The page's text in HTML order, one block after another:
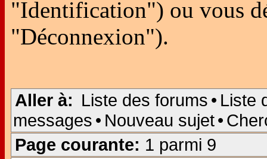
"Identification") ou vous
"Déconnexion").
Aller à: Liste des forums • Liste
messages • Nouveau sujet•
Page courante: 1 parmi 9